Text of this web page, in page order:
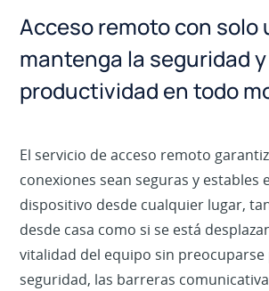
Acceso remoto con solo
mantenga la seguridad y
productividad en todo
El servicio de acceso remoto
conexiones sean seguras y estables
dispositivo desde cualquier lugar,
desde casa como si se está
vitalidad del equipo sin preocuparse
seguridad, las barreras